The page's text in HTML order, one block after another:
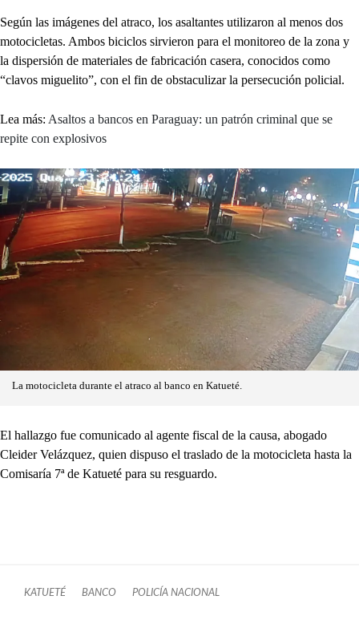
Según las imágenes del atraco, los asaltantes utilizaron al menos dos
motocicletas. Ambos biciclos sirvieron para el monitoreo de la zona y
la dispersión de materiales de fabricación casera, conocidos como
“clavos miguelito”, con el fin de obstaculizar la persecución policial.
Lea más: Asaltos a bancos en Paraguay: un patrón criminal que se
repite con explosivos
La motocicleta durante el atraco al banco en Katueté.
El hallazgo fue comunicado al agente fiscal de la causa, abogado
Cleider Velázquez, quien dispuso el traslado de la motocicleta hasta la
Comisaría 7ª de Katueté para su resguardo.
KATUETÉ BANCO POLICÍA NACIONAL